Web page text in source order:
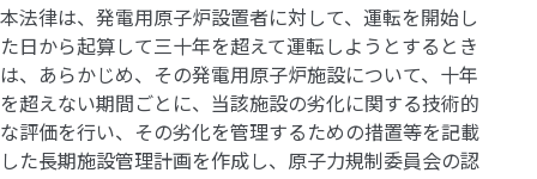
本法律は、発電用原子炉設置者に対して、運転を開始し
た日から起算して三十年を超えて運転しようとするとき
は、あらかじめ、その発電用原子炉施設について、十年
を超えない期間ごとに、当該施設の劣化に関する技術的
な評価を行い、その劣化を管理するための措置等を記載
した長期施設管理計画を作成し、原子力規制委員会の認